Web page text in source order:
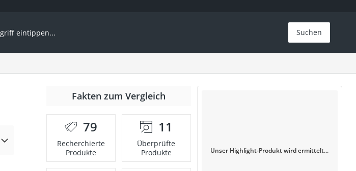
Suchen
Fakten zum Vergleich
79
Recherchierte
Produkte
11
Überprüfte
Produkte
Unser Highlight-Produkt wird ermittelt...